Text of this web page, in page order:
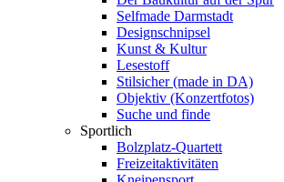
Selfmade Darmstadt
Designschnipsel
Kunst & Kultur
Lesestoff
Stilsicher (made in DA)
Objektiv (Konzertfotos)
Suche und finde
Sportlich
Bolzplatz-Quartett
Freizeitaktivitäten